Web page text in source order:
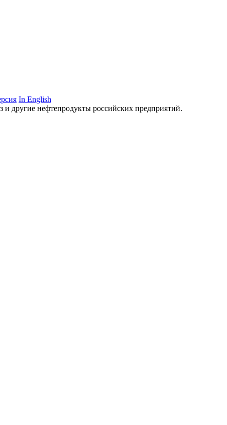
In English
и другие нефтепродукты российских предприятий.